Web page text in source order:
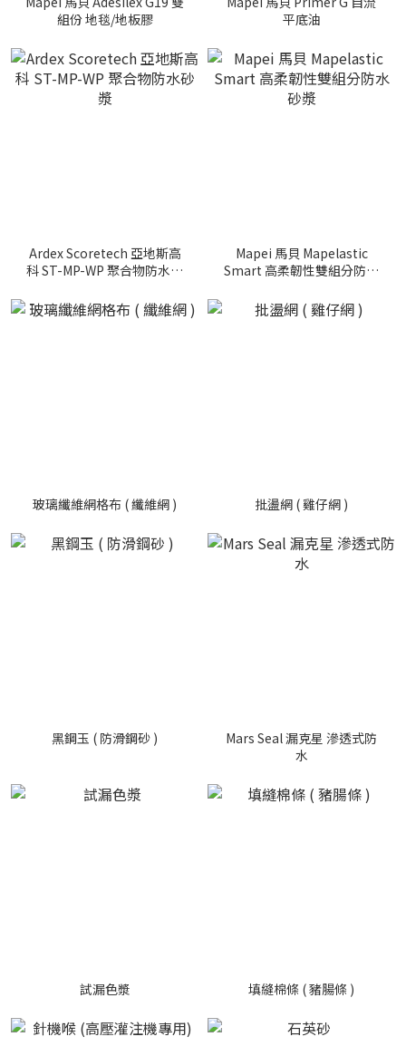
組份 地毯/地板膠
平底油
Ardex Scoretech 亞地斯高
科 ST-MP-WP 聚合物防水砂
Mapei 馬貝 Mapelastic
Smart 高柔韌性雙組分防水
玻璃纖維網格布 ( 纖維網 ) 批盪網 ( 雞仔網 )
黑鋼玉 ( 防滑鋼砂 )
Mars Seal 漏克星 滲透式防
水
試漏色漿 填縫棉條 ( 豬腸條 )